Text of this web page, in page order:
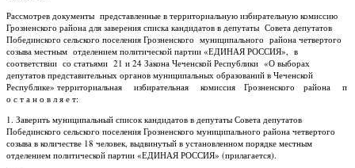
Рассмотрев документы представленные в территориальную избирательную комиссию
Грозненского района для заверения списка кандидатов в депутаты Совета депутатов
Побединского сельского поселения Грозненского муниципального района четвертого
созыва местным отделением политической партии «ЕДИНАЯ РОССИЯ», в
соответствии со статьями 21 и 24 Закона Чеченской Республики «О выборах
депутатов представительных органов муниципальных образований в Чеченской
Республике» территориальная избирательная комиссия Грозненского района п
о с т а н о в л я е т:
1. Заверить муниципальный список кандидатов в депутаты Совета депутатов
Побединского сельского поселения Грозненского муниципального района четвертого
созыва в количестве 18 человек, выдвинутый в установленном порядке местным
отделением политической партии «ЕДИНАЯ РОССИЯ» (прилагается).